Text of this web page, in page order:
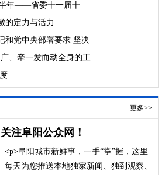
半年——省委十一届十
的定力与活力
和党中央部署要求 坚决
、牵一发而动全身的工
更多>>
注阜阳公众网！
<p>阜阳城市新鲜事，一手“掌”握，这里
每天为您推送本地独家新闻、独到观察、